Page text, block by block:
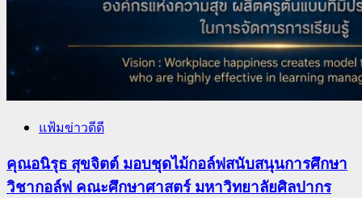
แฟ้มข่าวดีดี
คุณอนิรุธ สุขจิตต์ มอบชุดไม้กอล์ฟสนับสนุนการศึกษา
วิชากอล์ฟ คณะศึกษาศาสตร์ มหาวิทยาลัยศิลปากร